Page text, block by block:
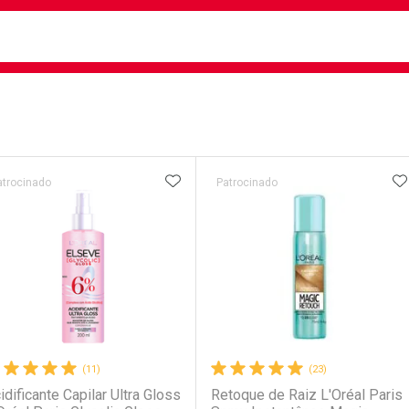
(11)
Capilar Ultra Gloss
ADICIONAR AOS FAVORITOS
(23)
Retoque de Raiz L'Oréal Paris
Patrocinado